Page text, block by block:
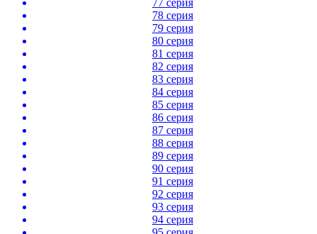
77 серия
78 серия
79 серия
80 серия
81 серия
82 серия
83 серия
84 серия
85 серия
86 серия
87 серия
88 серия
89 серия
90 серия
91 серия
92 серия
93 серия
94 серия